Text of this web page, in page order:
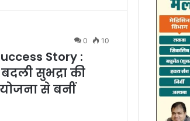
0 10
Story :
सुभद्रा की
योजना से बनीं